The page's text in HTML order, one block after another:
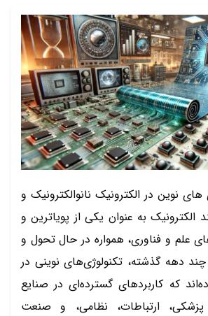
های نوین در الکترونیک نانوالکترونیک و
به عنوان یکی از پویاترین و
علم و فناوری، همواره در حال تحول و
دهه گذشته، تکنولوژی‌های نوینی در
که کاربردهای گسترده‌ای در صنایع
ارتباطات، نظامی، و صنعت